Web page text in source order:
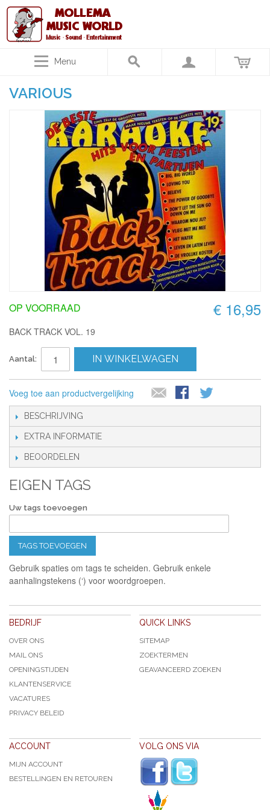
Menu
VARIOUS
€ 16,95
OP VOORRAAD
BACK TRACK VOL. 19
Aantal: IN WINKELWAGEN
Voeg toe aan productvergelijking
BESCHRIJVING
EXTRA INFORMATIE
BEOORDELEN
EIGEN TAGS
Uw tags toevoegen
TAGS TOEVOEGEN
Gebruik spaties om tags te scheiden. Gebruik enkele
aanhalingstekens (‘) voor woordgroepen.
BEDRIJF
OVER ONS
MAIL ONS
OPENINGSTIJDEN
KLANTENSERVICE
VACATURES
PRIVACY BELEID
QUICK LINKS
SITEMAP
ZOEKTERMEN
GEAVANCEERD ZOEKEN
ACCOUNT
MIJN ACCOUNT
BESTELLINGEN EN RETOUREN
VOLG ONS VIA